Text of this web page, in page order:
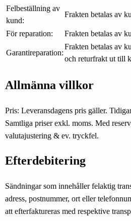
Felbeställning av
kund:
Frakten betalas av
För reparation: Frakten betalas av
Garantireparation:
Frakten betalas av
och returfrakt ut till
Allmänna villkor
Pris: Leveransdagens pris gäller.
Samtliga priser exkl. moms. Med
valutajustering & ev. tryckfel.
Efterdebitering
Sändningar som innehåller felaktig
adress, postnummer, ort eller
att efterfaktureras med respektive